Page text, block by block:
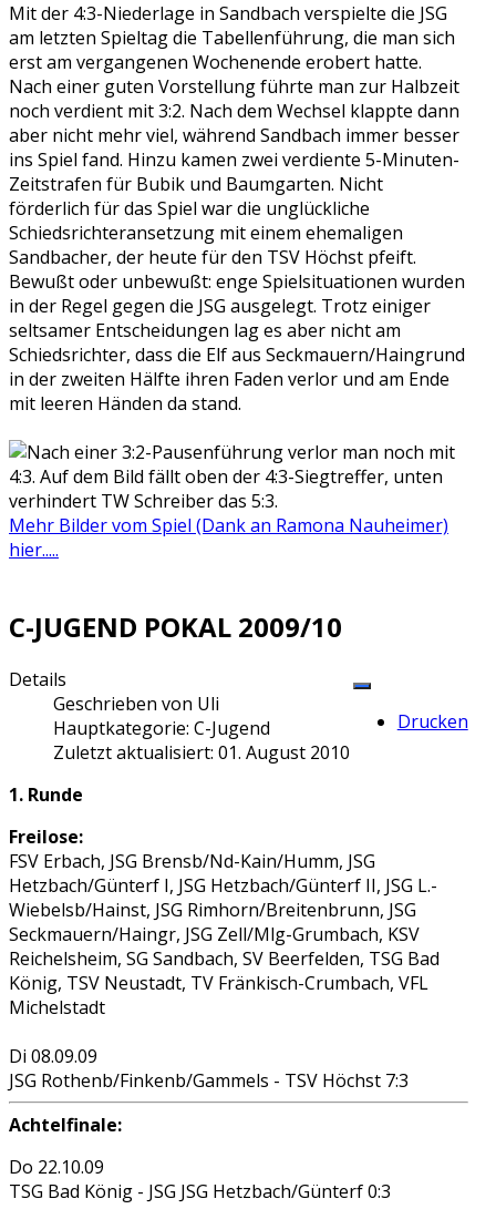
Mit der 4:3-Niederlage in Sandbach verspielte die JSG
am letzten Spieltag die Tabellenführung, die man sich
erst am vergangenen Wochenende erobert hatte.
Nach einer guten Vorstellung führte man zur Halbzeit
noch verdient mit 3:2. Nach dem Wechsel klappte dann
aber nicht mehr viel, während Sandbach immer besser
ins Spiel fand. Hinzu kamen zwei verdiente 5-Minuten-
Zeitstrafen für Bubik und Baumgarten. Nicht
förderlich für das Spiel war die unglückliche
Schiedsrichteransetzung mit einem ehemaligen
Sandbacher, der heute für den TSV Höchst pfeift.
Bewußt oder unbewußt: enge Spielsituationen wurden
in der Regel gegen die JSG ausgelegt. Trotz einiger
seltsamer Entscheidungen lag es aber nicht am
Schiedsrichter, dass die Elf aus Seckmauern/Haingrund
in der zweiten Hälfte ihren Faden verlor und am Ende
mit leeren Händen da stand.
Mehr Bilder vom Spiel (Dank an Ramona Nauheimer)
hier.....
C-JUGEND POKAL 2009/10
Drucken
Details
Geschrieben von Uli
Hauptkategorie: C-Jugend
Zuletzt aktualisiert: 01. August 2010
1. Runde
Freilose:
FSV Erbach, JSG Brensb/Nd-Kain/Humm, JSG
Hetzbach/Günterf I, JSG Hetzbach/Günterf II, JSG L.-
Wiebelsb/Hainst, JSG Rimhorn/Breitenbrunn, JSG
Seckmauern/Haingr, JSG Zell/Mlg-Grumbach, KSV
Reichelsheim, SG Sandbach, SV Beerfelden, TSG Bad
König, TSV Neustadt, TV Fränkisch-Crumbach, VFL
Michelstadt
Di 08.09.09
JSG Rothenb/Finkenb/Gammels - TSV Höchst 7:3
Achtelfinale:
Do 22.10.09
TSG Bad König - JSG JSG Hetzbach/Günterf0:3